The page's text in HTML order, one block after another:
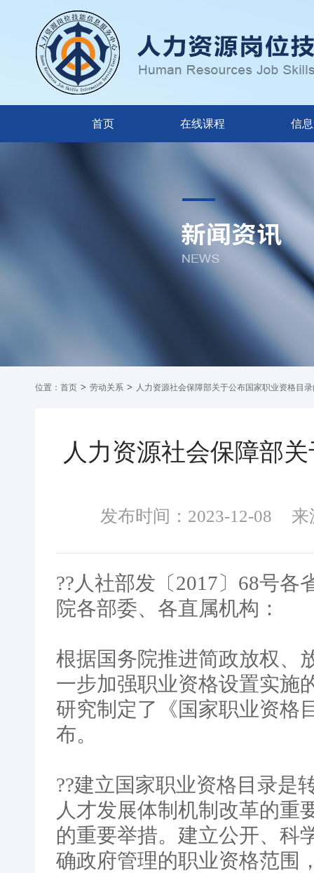
首页 在线课程 信
位置： 首页 > 劳动关系 > 人力资源社会保障部关于公布国家职业资格目
人力资源社会保障部
发布时间：2023-12-08 来
??人社部发〔2017〕68号
院各部委、各直属机构：
根据国务院推进简政放权、
一步加强职业资格设置实施
研究制定了《国家职业资格
布。
??建立国家职业资格目录是
人才发展体制机制改革的重
的重要举措。建立公开、科
确政府管理的职业资格范围